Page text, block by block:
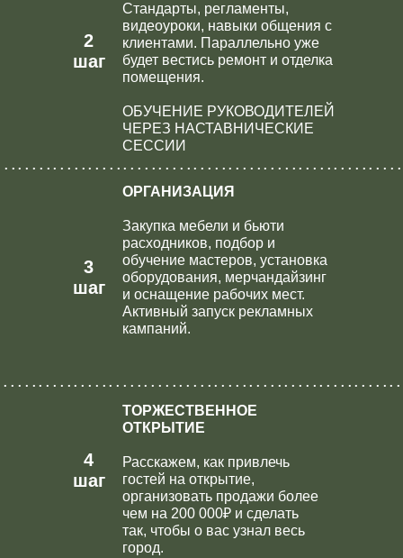
ТОРЖЕСТВЕННОЕ
ОТКРЫТИЕ
Расскажем, как привлечь
гостей на открытие,
организовать продажи более
чем на 200 000₽ и сделать
так, чтобы о вас узнал весь
город.
2
шаг
3
шаг
4
шаг
Стандарты, регламенты,
видеоуроки, навыки общения с
клиентами. Параллельно уже
будет вестись ремонт и отделка
помещения.
ОБУЧЕНИЕ РУКОВОДИТЕЛЕЙ
ЧЕРЕЗ НАСТАВНИЧЕСКИЕ
СЕССИИ
ОРГАНИЗАЦИЯ
Закупка мебели и бьюти
расходников, подбор и
обучение мастеров, установка
оборудования, мерчандайзинг
и оснащение рабочих мест.
Активный запуск рекламных
кампаний.